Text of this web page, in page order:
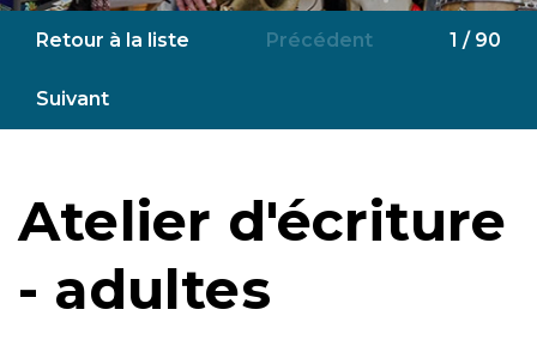
Retour à la liste Précédent 1 / 90
Suivant
Atelier d'écriture
- adultes